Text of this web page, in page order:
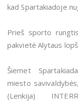
kad Spartakiadoje
Prieš sporto
pakvietė Alytaus
Šiemet
miesto
(Lenkija)